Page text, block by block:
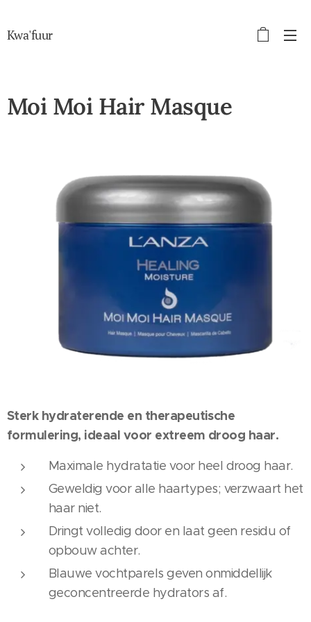
Kwa'fuur
Moi Moi Hair Masque
Sterk hydraterende en therapeutische
formulering, ideaal voor extreem droog haar.
Maximale hydratatie voor heel droog haar.
Geweldig voor alle haartypes; verzwaart het
haar niet.
Dringt volledig door en laat geen residu of
opbouw achter.
Blauwe vochtparels geven onmiddellijk
geconcentreerde hydrators af.